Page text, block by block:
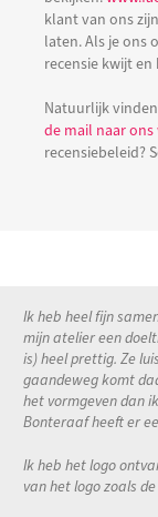
klant van ons
laten. Als je ons
recensie kwijt en
Natuurlijk
de mail naar
recensiebeleid?
Ik heb heel fijn
mijn atelier een
is) heel prettig. Ze
gaandeweg komt
het vormgeven dan
Bonteraaf heeft er
Ik heb het logo
van het logo zoals